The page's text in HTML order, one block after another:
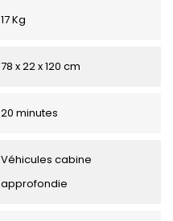
17 Kg
78 x 22 x 120 cm
20 minutes
Véhicules cabine
approfondie